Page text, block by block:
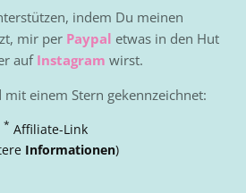
indem Du meinen
mir per Paypal etwas in den Hut
aufInstagram wirst.
einem Stern gekennzeichnet:
* Affiliate-Link
Informationen)